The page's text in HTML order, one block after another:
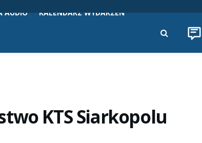
AUDIO KALENDARZ WYDARZEŃ
KTS Siarkopolu